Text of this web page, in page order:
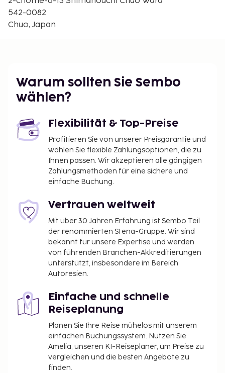
Flughafen Kobe (UKB) – 43 km
Flughafen Kansai Intl. (KIX) – 51,4 km
der Unterkunft zu zahlen. Gebühren beinhalten
möglicherweise geltende Steuern:
Kulturförderabgabe erhoben. Diese beträgt
100–10.000 JPY pro Person und Nacht,
basierend auf dem Zimmerpreis pro Nacht.
Hinweis: Es können weitere Ausnahmen gelten.
Für weitere Informationen kontaktiere die
Unterkunft über die Kontaktdaten, die in der
nach der Buchung erhalten hast.
Diese Liste enthält alle Gebühren, die uns von der
Unterkunft mitgeteilt wurden.
Das japanische Ministerium für Gesundheit,
Arbeit und Soziales schreibt vor, dass alle
internationalen Gäste ihre Reisepassnummer
und ihre Nationalität beim Check-in in einer
Unterkunft jeglicher Art (Gasthäuser, Hotels,
Motels usw.) angeben müssen. Zusätzlich wird
von den Eigentümern der Unterkünfte verlangt,
Reisepässe von allen Gästen beim Check-in zu
fotokopieren und die Fotokopie
aufzubewahren.
542-0082
Chuo, Japan
Warum sollten Sie Sembo
wählen?
Flexibilität & Top-Preise
Profitieren Sie von unserer Preisgarantie und
wählen Sie flexible Zahlungsoptionen, die zu
Ihnen passen. Wir akzeptieren alle gängigen
Zahlungsmethoden für eine sichere und
einfache Buchung.
Vertrauen weltweit
Mit über 30 Jahren Erfahrung ist Sembo Teil
der renommierten Stena-Gruppe. Wir sind
bekannt für unsere Expertise und werden
von führenden Branchen-Akkreditierungen
unterstützt, insbesondere im Bereich
Autoresien.
Einfache und schnelle
Reiseplanung
Planen Sie Ihre Reise mühelos mit unserem
einfachen Buchungssystem. Nutzen Sie
Amelia, unseren KI-Reiseplaner, um Preise zu
vergleichen und die besten Angebote zu
finden.